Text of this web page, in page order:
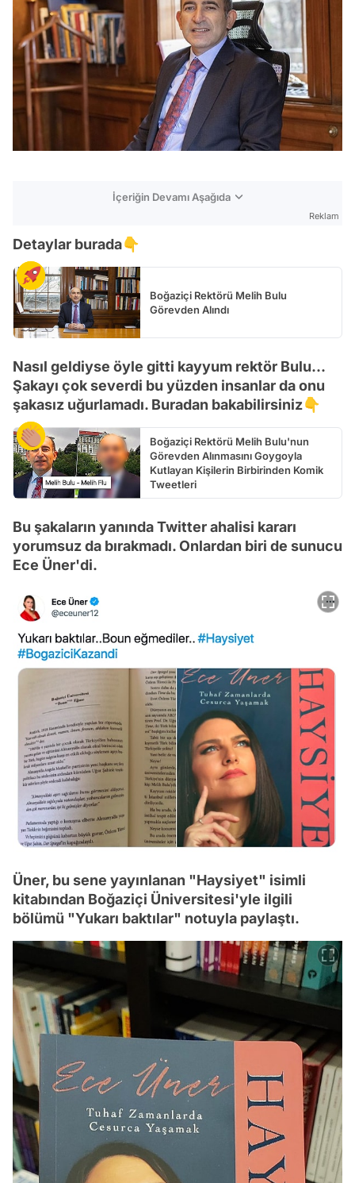
İçeriğin Devamı Aşağıda
Reklam
Detaylar burada👇
Boğaziçi Rektörü Melih Bulu
Görevden Alındı
Nasıl geldiyse öyle gitti kayyum rektör Bulu...
Şakayı çok severdi bu yüzden insanlar da onu
şakasız uğurlamadı. Buradan bakabilirsiniz👇
Boğaziçi Rektörü Melih Bulu'nun
Görevden Alınmasını Goygoyla
Kutlayan Kişilerin Birbirinden Komik
Tweetleri
Bu şakaların yanında Twitter ahalisi kararı
yorumsuz da bırakmadı. Onlardan biri de sunucu
Ece Üner'di.
Üner, bu sene yayınlanan "Haysiyet" isimli
kitabından Boğaziçi Üniversitesi'yle ilgili
bölümü "Yukarı baktılar" notuyla paylaştı.